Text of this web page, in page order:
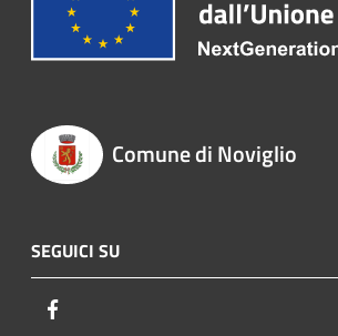
Comune di Noviglio
SEGUICI SU